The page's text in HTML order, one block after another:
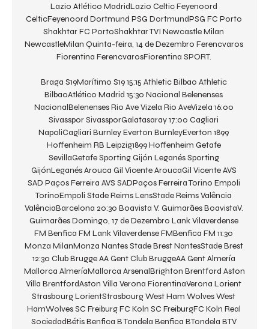
Lazio Atlético MadridLazio Celtic Feyenoord
CelticFeyenoord Dortmund PSG DortmundPSG FC Porto
Shakhtar FC PortoShakhtar TVI Newcastle Milan
NewcastleMilan Quinta-feira, 14 de Dezembro Ferencvaros
Fiorentina FerencvarosFiorentina SPORT.
Braga S19Marítimo S19 15:15 Athletic Bilbao Athletic
BilbaoAtlético Madrid 15:30 Nacional Belenenses
NacionalBelenenses Rio Ave Vizela Rio AveVizela 16:00
Sivasspor SivassporGalatasaray 17:00 Cagliari
NapoliCagliari Burnley Everton BurnleyEverton 1899
Hoffenheim RB Leipzig1899 Hoffenheim Getafe
SevillaGetafe Sporting Gijón Leganés Sporting
GijónLeganés Arouca Gil Vicente AroucaGil Vicente AVS
SAD Paços Ferreira AVS SADPaços Ferreira Torino Empoli
TorinoEmpoli Stade Reims LensStade Reims Valência
ValênciaBarcelona 20:30 Boavista V. Guimarães BoavistaV.
Guimarães Domingo, 17 de Dezembro Lank Vilaverdense
FM Benfica FM Lank Vilaverdense FMBenfica FM 11:30
Monza MilanMonza Nantes Stade Brest NantesStade Brest
12:30 Club Brugge AA Gent Club BruggeAA Gent Almería
Mallorca AlmeríaMallorca ArsenalBrighton Brentford Aston
Villa BrentfordAston Villa Verona FiorentinaVerona Lorient
Strasbourg LorientStrasbourg West Ham Wolves West
HamWolves SC Freiburg FC Koln SC FreiburgFC Koln Real
SociedadBétis Benfica B Tondela Benfica BTondela BTV